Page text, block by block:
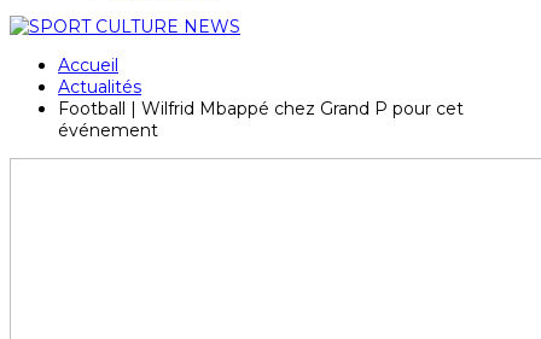
Accueil
Actualités
Football | Wilfrid Mbappé chez Grand P pour cet
événement